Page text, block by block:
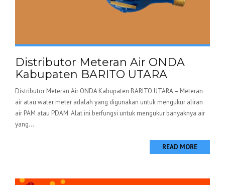
Distributor Meteran Air ONDA
Kabupaten BARITO UTARA
Distributor Meteran Air ONDA Kabupaten BARITO UTARA – Meteran
air atau water meter adalah yang digunakan untuk mengukur aliran
air PAM atau PDAM. Alat ini berfungsi untuk mengukur banyaknya air
yang...
READ MORE